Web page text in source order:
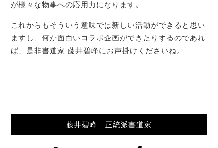
が様々な物事への応用力になります。
これからもそういう意味では新しい活動ができると思い
ますし、何か面白いコラボ企画ができたりするのであれ
ば、是非書道家 藤井碧峰にお声掛けくださいね。
藤井碧峰｜正統派書道家